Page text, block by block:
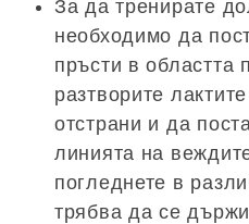
За да тренирате
необходимо да
пръсти в областта
разтворите
отстрани и да
линията на
погледнете в
трябва да се